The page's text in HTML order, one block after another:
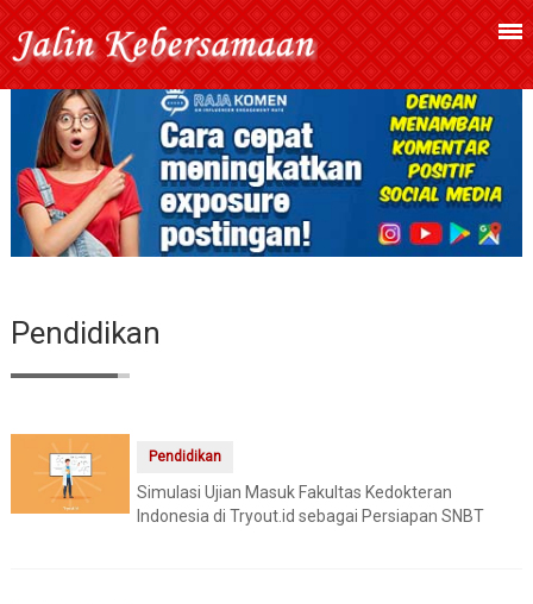
Pendidikan
Pendidikan
Simulasi Ujian Masuk Fakultas Kedokteran
Indonesia di Tryout.id sebagai Persiapan SNBT